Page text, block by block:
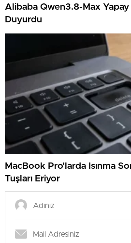
Alibaba Qwen3.8-Max
Duyurdu
MacBook Pro’larda Isınma
Tuşları Eriyor